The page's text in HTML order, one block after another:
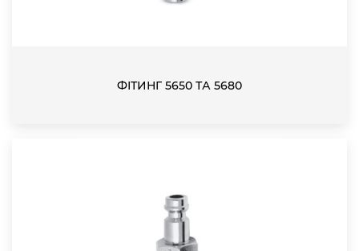
ФІТИНГ 5650 ТА 5680